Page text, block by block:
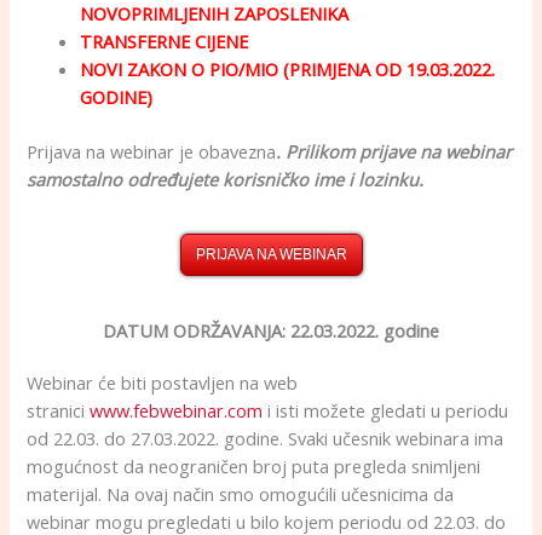
NOVOPRIMLJENIH ZAPOSLENIKA
TRANSFERNE CIJENE
NOVI ZAKON O PIO/MIO (PRIMJENA OD 19.03.2022.
GODINE)
Prijava na webinar je obavezna. Prilikom prijave na webinar
samostalno određujete korisničko ime i lozinku.
PRIJAVA NA WEBINAR
DATUM ODRŽAVANJA: 22.03.2022. godine
Webinar će biti postavljen na web
straniciwww.febwebinar.com i isti možete gledati u periodu
od 22.03. do 27.03.2022. godine. Svaki učesnik webinara ima
mogućnost da neograničen broj puta pregleda snimljeni
materijal. Na ovaj način smo omogućili učesnicima da
webinar mogu pregledati u bilo kojem periodu od 22.03. do